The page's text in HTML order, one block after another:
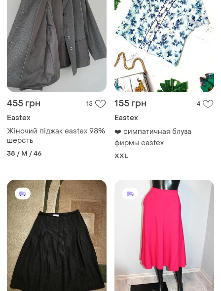
455 грн 15
Eastex
Жіночий піджак eastex 98%
шерсть
38 / M / 46
155 грн 4
Eastex
❤️ симпатичная блуза
фирмы eastex
XXL